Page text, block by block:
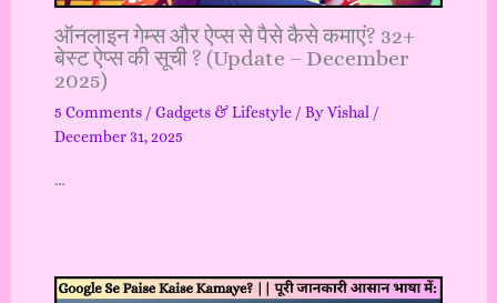
ऑनलाइन गेम्स और ऐप्स से पैसे कैसे कमाएं? 32+
बेस्ट ऐप्स की सूची ? (Update – December
2025)
5 Comments / Gadgets & Lifestyle/ ByVishal /
December 31, 2025
…